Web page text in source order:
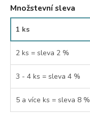
Množstevní sleva
1 ks
2 ks = sleva 2 %
3 - 4 ks = sleva 4 %
5 a více ks = sleva 8 %